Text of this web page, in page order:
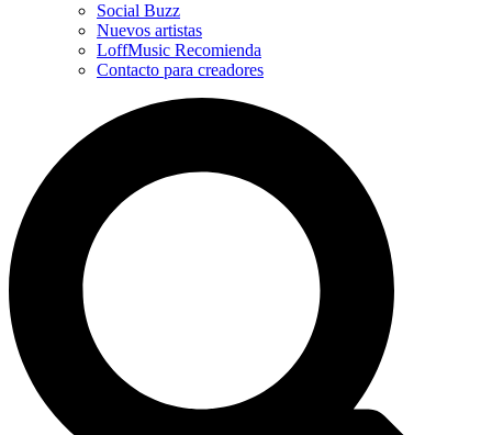
Social Buzz
Nuevos artistas
LoffMusic Recomienda
Contacto para creadores